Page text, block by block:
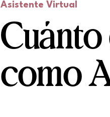
como
Asistente Virtual